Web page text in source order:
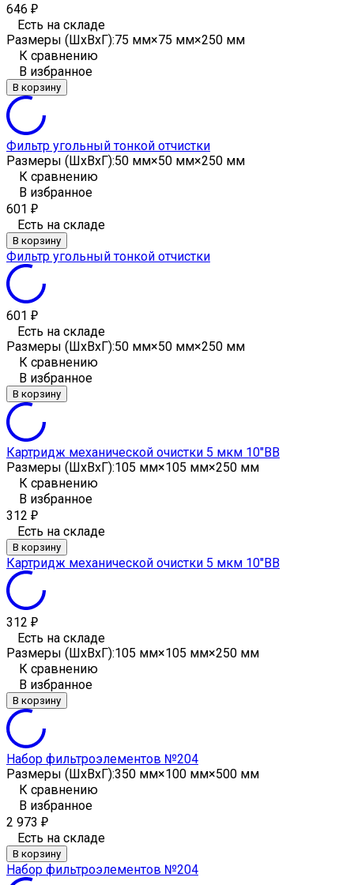
646 ₽
Есть на складе
Размеры (ШxВxГ):75 мм×75 мм×250 мм
К сравнению
В избранное
В корзину
Фильтр угольный тонкой отчистки
Размеры (ШxВxГ):50 мм×50 мм×250 мм
К сравнению
В избранное
601 ₽
Есть на складе
В корзину
Фильтр угольный тонкой отчистки
601 ₽
Есть на складе
Размеры (ШxВxГ):50 мм×50 мм×250 мм
К сравнению
В избранное
В корзину
Картридж механической очистки 5 мкм 10"ВВ
Размеры (ШxВxГ):105 мм×105 мм×250 мм
К сравнению
В избранное
312 ₽
Есть на складе
В корзину
Картридж механической очистки 5 мкм 10"ВВ
312 ₽
Есть на складе
Размеры (ШxВxГ):105 мм×105 мм×250 мм
К сравнению
В избранное
В корзину
Набор фильтроэлементов №204
Размеры (ШxВxГ):350 мм×100 мм×500 мм
К сравнению
В избранное
2 973 ₽
Есть на складе
В корзину
Набор фильтроэлементов №204